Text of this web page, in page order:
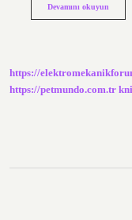
Devamını okuyunBir
https://
https://petmundo.com.tr